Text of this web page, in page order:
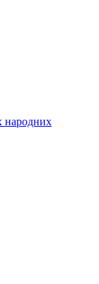
народних